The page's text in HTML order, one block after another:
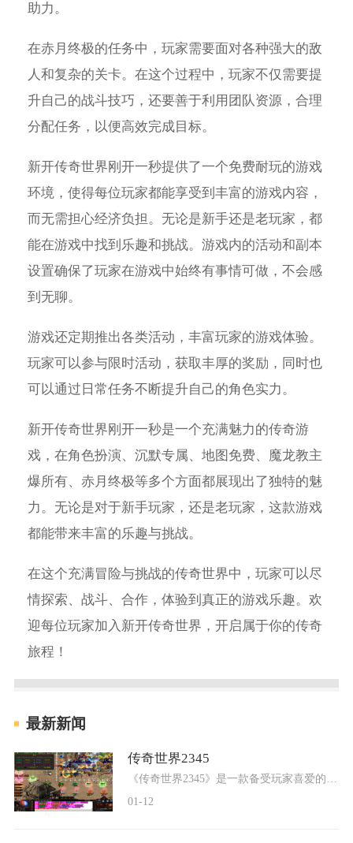
助力。
在赤月终极的任务中，玩家需要面对各种强大的敌
人和复杂的关卡。在这个过程中，玩家不仅需要提
升自己的战斗技巧，还要善于利用团队资源，合理
分配任务，以便高效完成目标。
新开传奇世界刚开一秒提供了一个免费耐玩的游戏
环境，使得每位玩家都能享受到丰富的游戏内容，
而无需担心经济负担。无论是新手还是老玩家，都
能在游戏中找到乐趣和挑战。游戏内的活动和副本
设置确保了玩家在游戏中始终有事情可做，不会感
到无聊。
游戏还定期推出各类活动，丰富玩家的游戏体验。
玩家可以参与限时活动，获取丰厚的奖励，同时也
可以通过日常任务不断提升自己的角色实力。
新开传奇世界刚开一秒是一个充满魅力的传奇游
戏，在角色扮演、沉默专属、地图免费、魔龙教主
爆所有、赤月终极等多个方面都展现出了独特的魅
力。无论是对于新手玩家，还是老玩家，这款游戏
都能带来丰富的乐趣与挑战。
在这个充满冒险与挑战的传奇世界中，玩家可以尽
情探索、战斗、合作，体验到真正的游戏乐趣。欢
迎每位玩家加入新开传奇世界，开启属于你的传奇
旅程！
最新新闻
传奇世界2345
01-12